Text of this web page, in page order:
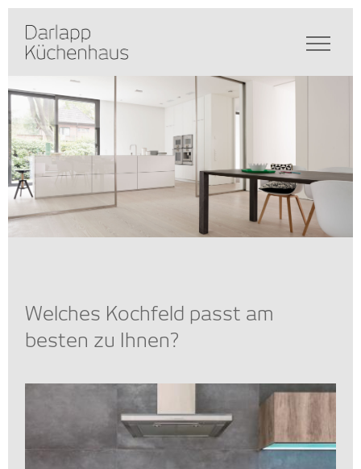
Welches Kochfeld passt am
besten zu Ihnen?